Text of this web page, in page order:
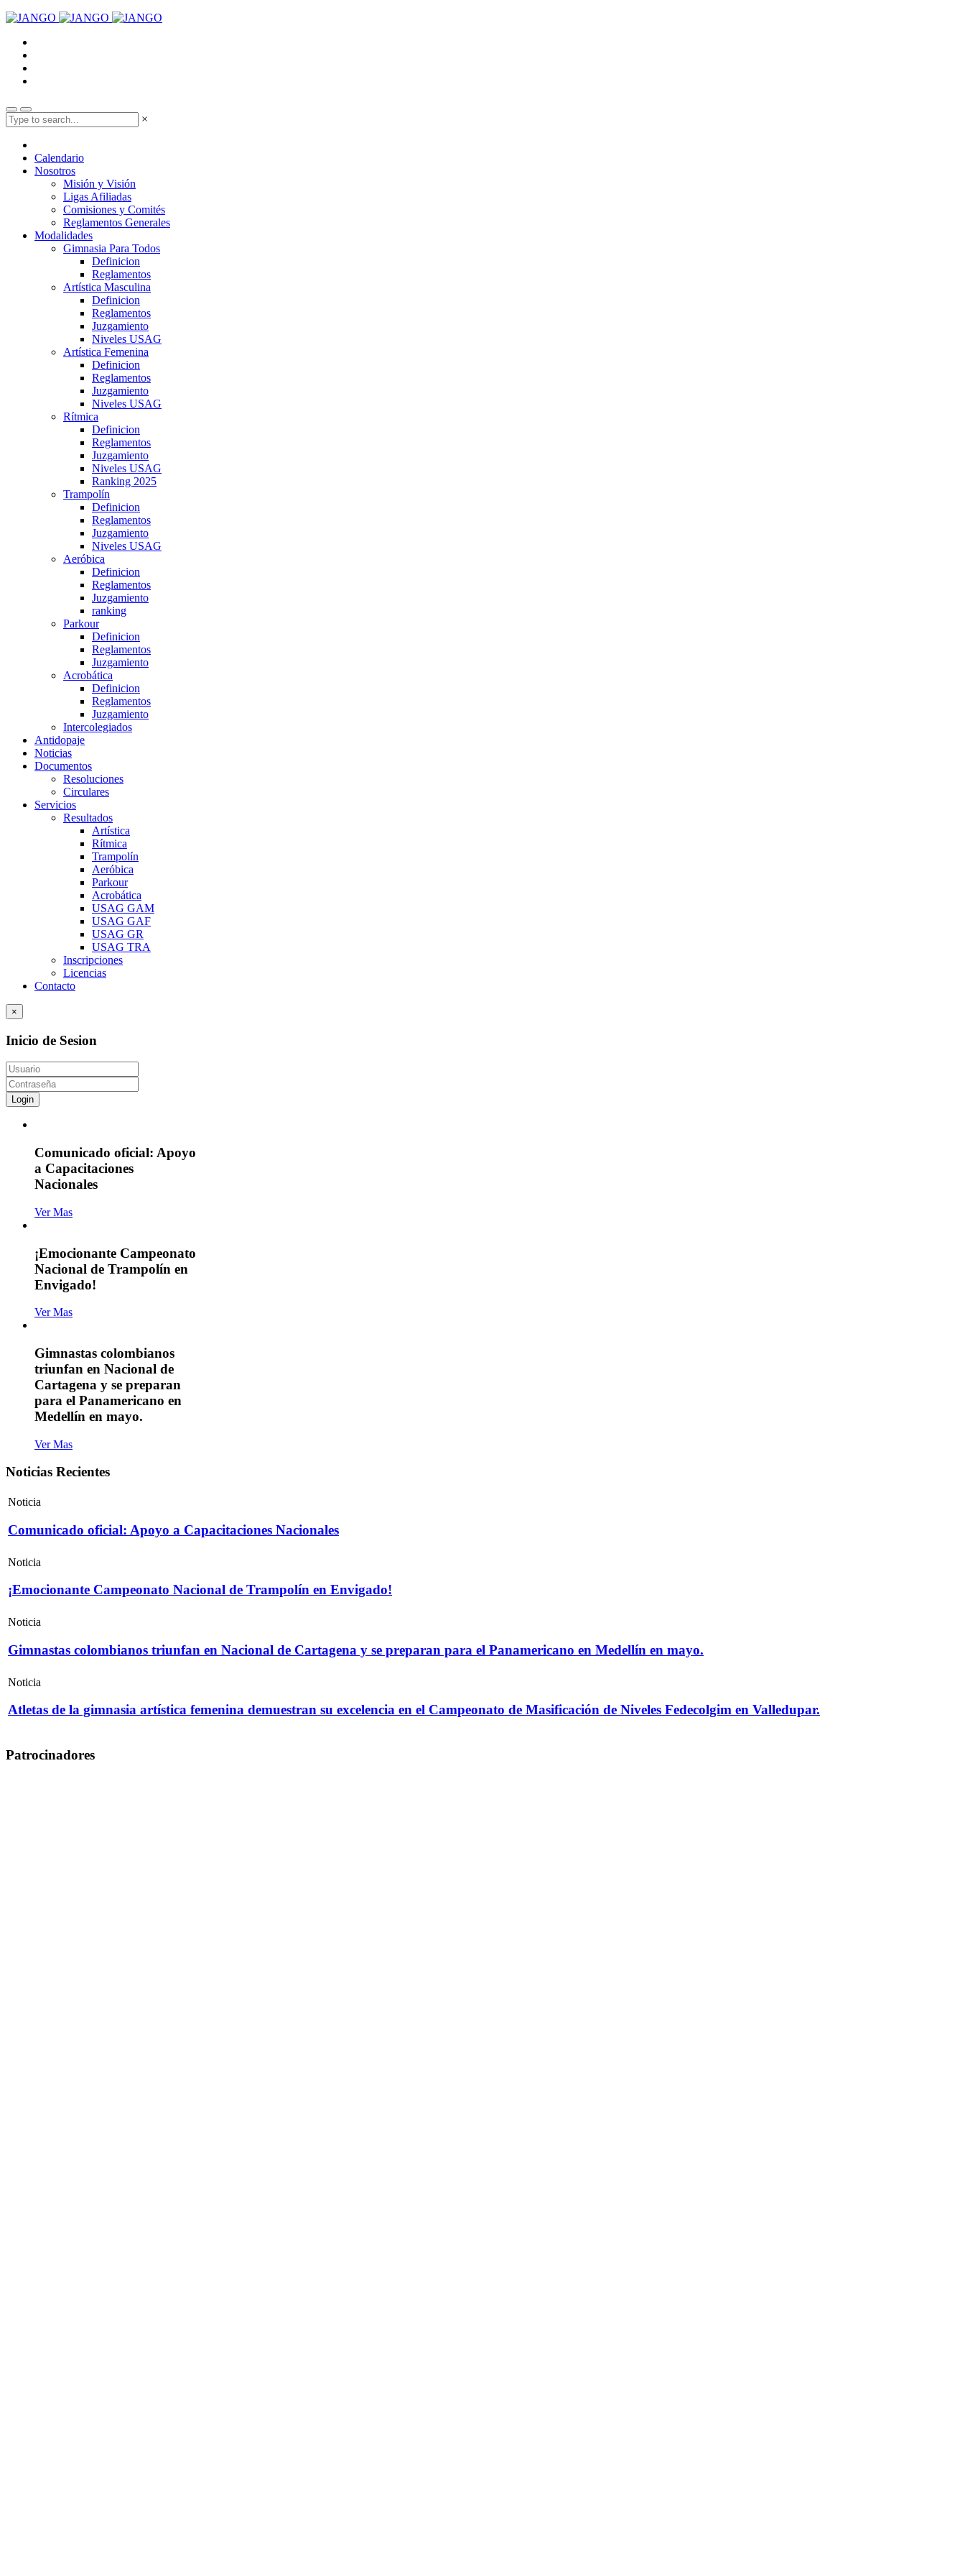
×
Calendario
Nosotros
Misión y Visión
Ligas Afiliadas
Comisiones y Comités
Reglamentos Generales
Modalidades
Gimnasia Para Todos
Definicion
Reglamentos
Artística Masculina
Definicion
Reglamentos
Juzgamiento
Niveles USAG
Artística Femenina
Definicion
Reglamentos
Juzgamiento
Niveles USAG
Rítmica
Definicion
Reglamentos
Juzgamiento
Niveles USAG
Ranking 2025
Trampolín
Definicion
Reglamentos
Juzgamiento
Niveles USAG
Aeróbica
Definicion
Reglamentos
Juzgamiento
ranking
Parkour
Definicion
Reglamentos
Juzgamiento
Acrobática
Definicion
Reglamentos
Juzgamiento
Intercolegiados
Antidopaje
Noticias
Documentos
Resoluciones
Circulares
Servicios
Resultados
Artística
Rítmica
Trampolín
Aeróbica
Parkour
Acrobática
USAG GAM
USAG GAF
USAG GR
USAG TRA
Inscripciones
Licencias
Contacto
×
Inicio de Sesion
Login
Comunicado oficial: Apoyo
a Capacitaciones
Nacionales
Ver Mas
¡Emocionante Campeonato
Nacional de Trampolín en
Envigado!
Ver Mas
Gimnastas colombianos
triunfan en Nacional de
Cartagena y se preparan
para el Panamericano en
Medellín en mayo.
Ver Mas
Noticias Recientes
Noticia
Comunicado oficial: Apoyo a Capacitaciones Nacionales
Noticia
¡Emocionante Campeonato Nacional de Trampolín en Envigado!
Noticia
Gimnastas colombianos triunfan en Nacional de Cartagena y se preparan para el Panamericano en Medellín en mayo.
Noticia
Atletas de la gimnasia artística femenina demuestran su excelencia en el Campeonato de Masificación de Niveles Fedecolgim en Valledupar.
Patrocinadores